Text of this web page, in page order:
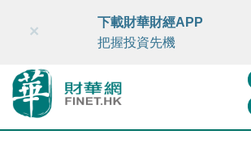
財華智庫網 FINTV FINMETA
×
下載財華財經APP
把握投資先機